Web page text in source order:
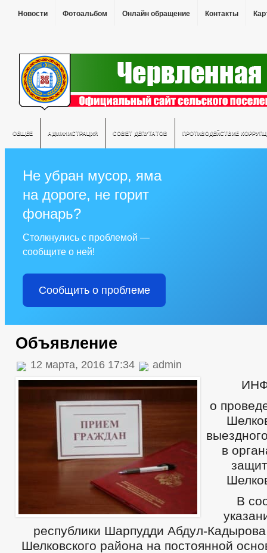
Новости Фотоальбом Онлайн обращение Контакты
ОБЩЕЕ АДМИНИСТРАЦИЯ СОВЕТ ДЕПУТАТОВ ПРОТИВОДЕЙСТВИЕ
Не убран мусор, яма
на дороге, не горит
фонарь?
Столкнулись с проблемой —
сообщите о ней!
Сообщить о проблеме
Объявление
12 марта, 2016 17:34 admin
о
в
В
республики Шарпудди Абдул-Кадырова
Шелковского района на постоянной